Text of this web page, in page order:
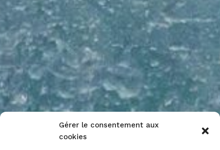
Gérer le consentement aux
cookies